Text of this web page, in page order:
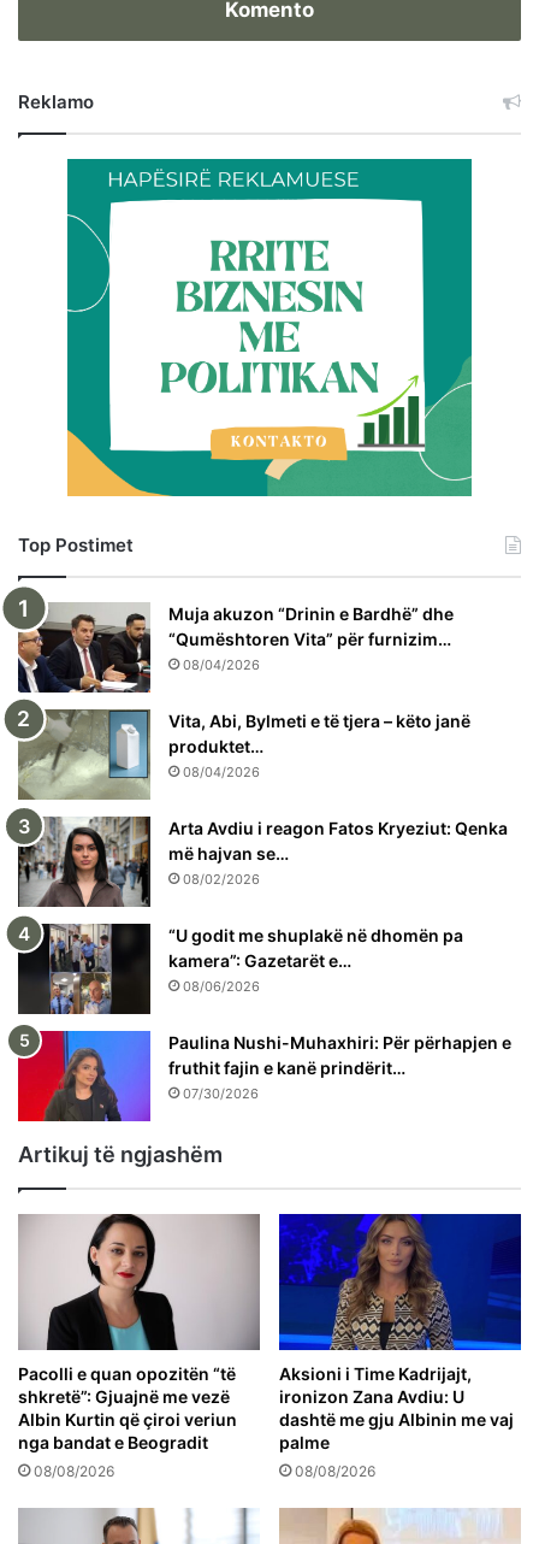
Komento
Reklamo
Top Postimet
Muja akuzon “Drinin e Bardhë” dhe
“Qumështoren Vita” për furnizim…
08/04/2026
Vita, Abi, Bylmeti e të tjera – këto janë
produktet…
08/04/2026
Arta Avdiu i reagon Fatos Kryeziut: Qenka
më hajvan se…
08/02/2026
“U godit me shuplakë në dhomën pa
kamera”: Gazetarët e…
08/06/2026
Paulina Nushi-Muhaxhiri: Për përhapjen e
fruthit fajin e kanë prindërit…
07/30/2026
Artikuj të ngjashëm
Pacolli e quan opozitën “të
shkretë”: Gjuajnë me vezë
Albin Kurtin që çiroi veriun
nga bandat e Beogradit
08/08/2026
Aksioni i Time Kadrijajt,
ironizon Zana Avdiu: U
dashtë me gju Albinin me vaj
palme
08/08/2026